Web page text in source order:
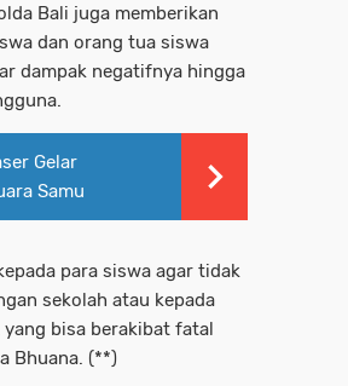
Bali juga memberikan
dan orang tua siswa
dampak negatifnya hingga
Gelar
Samu
para siswa agar tidak
sekolah atau kepada
bisa berakibat fatal
Bhuana. (**)